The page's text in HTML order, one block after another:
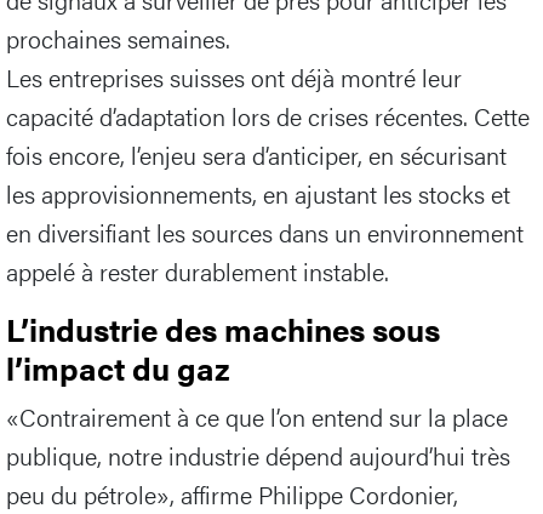
prochaines semaines.
Les entreprises suisses ont déjà montré leur
capacité d’adaptation lors de crises récentes. Cette
fois encore, l’enjeu sera d’anticiper, en sécurisant
les approvisionnements, en ajustant les stocks et
en diversifiant les sources dans un environnement
appelé à rester durablement instable.
L’industrie des machines sous
l’impact du gaz
«Contrairement à ce que l’on entend sur la place
publique, notre industrie dépend aujourd’hui très
peu du pétrole», affirme Philippe Cordonier,